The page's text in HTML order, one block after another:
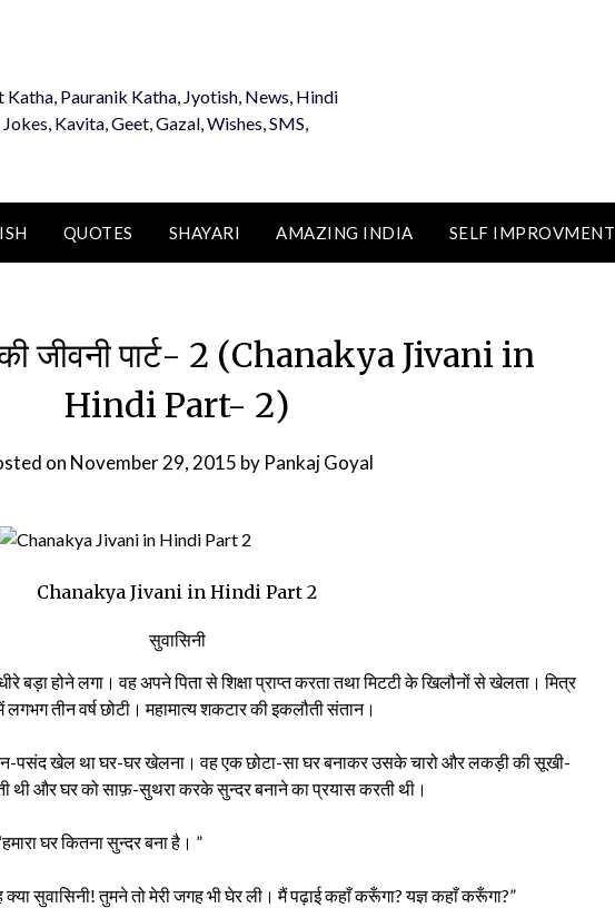
Katha, Pauranik Katha, Jyotish, News, Hindi
Kavita, Geet, Gazal, Wishes, SMS,
QUOTES SHAYARI AMAZING INDIA SELF IMPROVMENT
जीवनी पार्ट- 2 (Chanakya Jivani in
Hindi Part- 2)
on November 29, 2015 by Pankaj Goyal
Chanakya Jivani in Hindi Part 2
सुवासिनी
बड़ा होने लगा। वह अपने पिता से शिक्षा प्राप्त करता तथा मिटटी के खिलौनों से खेलता। मित्र
तीन वर्ष छोटी। महामात्य शकटार की इकलौती संतान।
मन-पसंद खेल था घर-घर खेलना। वह एक छोटा-सा घर बनाकर उसके चारो और लकड़ी की सूखी-
थी और घर को साफ़-सुथरा करके सुन्दर बनाने का प्रयास करती थी।
घर कितना सुन्दर बना है। ”
सुवासिनी! तुमने तो मेरी जगह भी घेर ली। मैं पढ़ाई कहाँ करूँगा? यज्ञ कहाँ करूँगा?”